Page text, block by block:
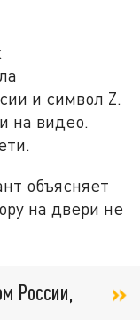
и символ Z.
на видео.
объясняет
на двери не
России,